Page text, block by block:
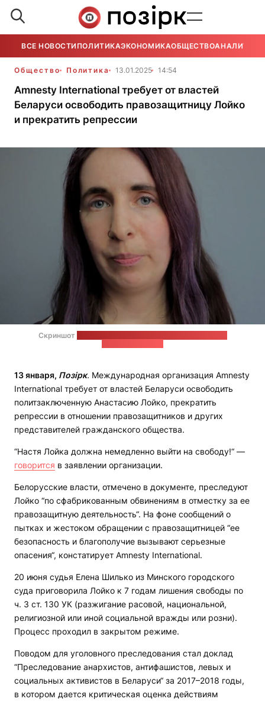
ВСЕ НОВОСТИ ПОЛИТИКАЭКОНОМИКАОБЩЕСТВОАНАЛИТИКА
Общество Политика 13.01.2025 14:54
Amnesty International требует от властей
Беларуси освободить правозащитницу Лойко
и прекратить репрессии
Скриншот
13 января, Позірк. Международная организация Amnesty
International требует от властей Беларуси освободить
политзаключенную Анастасию Лойко, прекратить
репрессии в отношении правозащитников и других
представителей гражданского общества.
“Настя Лойка должна немедленно выйти на свободу!“ —
говорится в заявлении организации.
Белорусские власти, отмечено в документе, преследуют
Лойко “по сфабрикованным обвинениям в отместку за ее
правозащитную деятельность“. На фоне сообщений о
пытках и жестоком обращении с правозащитницей “ее
безопасность и благополучие вызывают серьезные
опасения“, констатирует Amnesty International.
20 июня судья Елена Шилько из Минского городского
суда приговорила Лойко к 7 годам лишения свободы по
ч. 3 ст. 130 УК (разжигание расовой, национальной,
религиозной или иной социальной вражды или розни).
Процесс проходил в закрытом режиме.
Поводом для уголовного преследования стал доклад
“Преследование анархистов, антифашистов, левых и
социальных активистов в Беларуси“ за 2017–2018 годы,
в котором дается критическая оценка действиям